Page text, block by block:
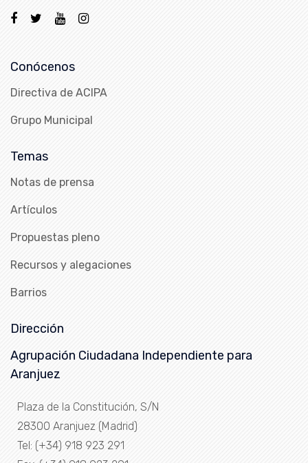
Conócenos
Directiva de ACIPA
Grupo Municipal
Temas
Notas de prensa
Artículos
Propuestas pleno
Recursos y alegaciones
Barrios
Dirección
Agrupación Ciudadana Independiente para
Aranjuez
Plaza de la Constitución, S/N
28300 Aranjuez (Madrid)
Tel: (+34) 918 923 291